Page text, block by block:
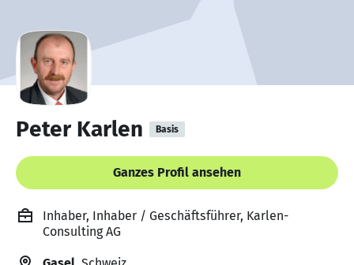
Peter Karlen Basis
Ganzes Profil ansehen
Inhaber, Inhaber / Geschäftsführer, Karlen-
Consulting AG